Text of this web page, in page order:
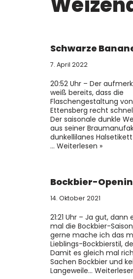
Schwarze
7. April 2022
20:52 Uhr – Der
weiß bereits, dass die
Flaschengestaltung
Ettensberg recht
Der saisonale dunkle
aus seiner
dunkellilanes
… Weiterlesen »
Bockbier-
14. Oktober 2021
21:21 Uhr – Ja gut,
mal die Bockbier-
gerne mache ich das
Lieblings-Bockbierstil,
Damit es gleich mal
Sachen Bockbier und
Langeweile…